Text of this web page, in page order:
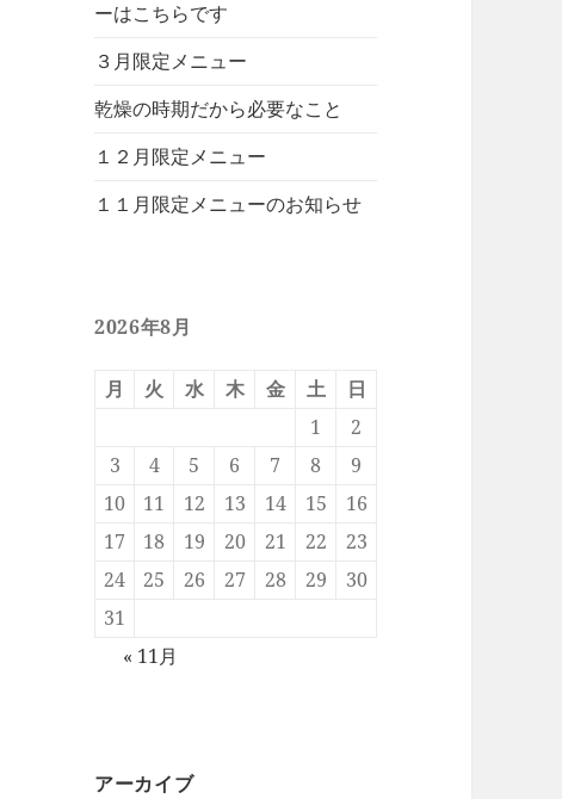
ーはこちらです
３月限定メニュー
乾燥の時期だから必要なこと
１２月限定メニュー
１１月限定メニューのお知らせ
2026年8月
月 火 水 木 金 土
日
1
2
3
4 5 6 7 8
9
10
11 12 13 14 15
16
17
18 19 20 21 22
23
24
25 26 27 28 29
30
31
« 11月
アーカイブ